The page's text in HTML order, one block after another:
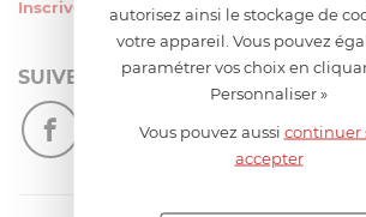
Inscrivez-vous à notre newsletter
SUIVEZ-NOUS
autorisez ainsi le stockage de
votre appareil. Vous pouvez
paramétrer vos choix en
Personnaliser »
Vous pouvez aussi continuer
accepter